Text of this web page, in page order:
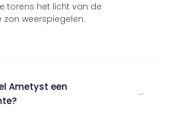
torens het licht van de
weerspiegelen.
Ametyst een